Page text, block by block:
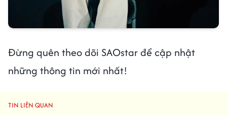
Đừng quên theo dõi SAOstar để cập nhật
những thông tin mới nhất!
TIN LIÊN QUAN